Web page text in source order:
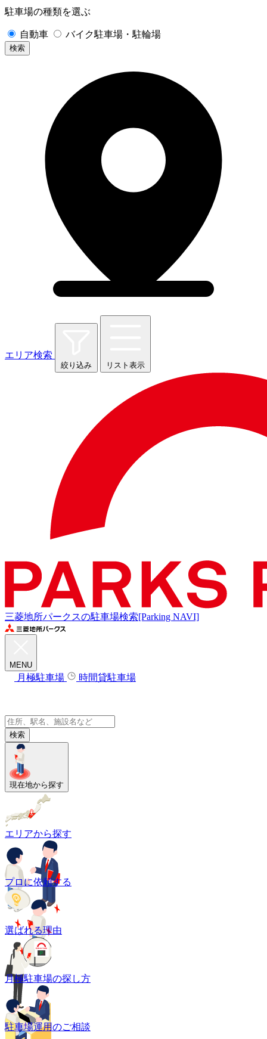
駐車場の種類を選ぶ
自動車 バイク駐車場・駐輪場
検索
エリア検索
絞り込み リスト表示
三菱地所パークスの駐車場検索[Parking NAVI]
MENU
月極駐車場 時間貸駐車場
検索
現在地から探す
エリアから探す
プロに依頼する
選ばれる理由
月極駐車場の探し方
駐車場運用のご相談